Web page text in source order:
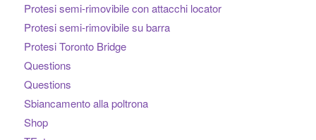
Protesi semi-rimovibile con attacchi locator
Protesi semi-rimovibile su barra
Protesi Toronto Bridge
Questions
Questions
Sbiancamento alla poltrona
Shop